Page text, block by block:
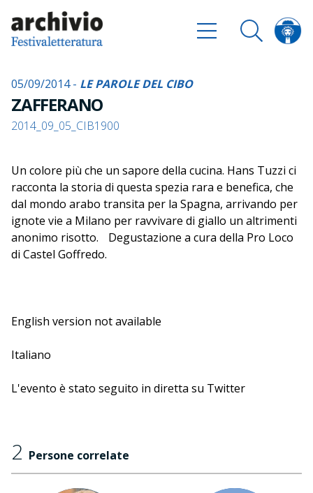
05/09/2014 - LE PAROLE DEL CIBO
ZAFFERANO
2014_09_05_CIB1900
Un colore più che un sapore della cucina. Hans Tuzzi ci
racconta la storia di questa spezia rara e benefica, che
dal mondo arabo transita per la Spagna, arrivando per
ignote vie a Milano per ravvivare di giallo un altrimenti
anonimo risotto. Degustazione a cura della Pro Loco
di Castel Goffredo.
English version not available
Italiano
L'evento è stato seguito in diretta su Twitter
2 Persone correlate